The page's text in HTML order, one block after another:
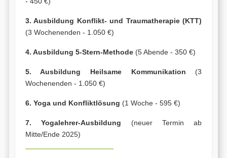
3. Ausbildung Konflikt- und Traumatherapie (KTT)
(3 Wochenenden - 1.050 €)
4. Ausbildung 5-Stern-Methode (5 Abende - 350 €)
5. Ausbildung Heilsame Kommunikation (3
Wochenenden - 1.050 €)
6. Yoga und Konfliktlösung (1 Woche - 595 €)
7. Yogalehrer-Ausbildung (neuer Termin ab
Mitte/Ende 2025)